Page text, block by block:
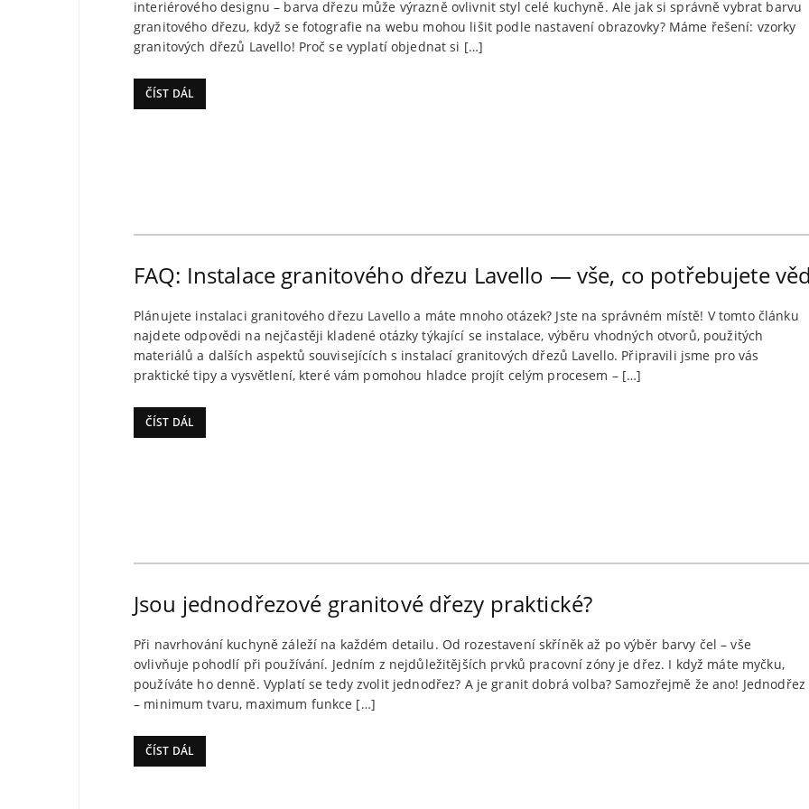
interiérového designu – barva dřezu může výrazně ovlivnit styl celé kuchyně. Ale jak si správně vybrat barvu
granitového dřezu, když se fotografie na webu mohou lišit podle nastavení obrazovky? Máme řešení: vzorky
granitových dřezů Lavello! Proč se vyplatí objednat si […]
ČÍST DÁL
FAQ: Instalace granitového dřezu Lavello — vše, co potřebujete
Plánujete instalaci granitového dřezu Lavello a máte mnoho otázek? Jste na správném místě! V tomto článku
najdete odpovědi na nejčastěji kladené otázky týkající se instalace, výběru vhodných otvorů, použitých
materiálů a dalších aspektů souvisejících s instalací granitových dřezů Lavello. Připravili jsme pro vás
praktické tipy a vysvětlení, které vám pomohou hladce projít celým procesem – […]
ČÍST DÁL
Jsou jednodřezové granitové dřezy praktické?
Při navrhování kuchyně záleží na každém detailu. Od rozestavení skříněk až po výběr barvy čel – vše
ovlivňuje pohodlí při používání. Jedním z nejdůležitějších prvků pracovní zóny je dřez. I když máte myčku,
používáte ho denně. Vyplatí se tedy zvolit jednodřez? A je granit dobrá volba? Samozřejmě že ano! Jednodřez
– minimum tvaru, maximum funkce […]
ČÍST DÁL